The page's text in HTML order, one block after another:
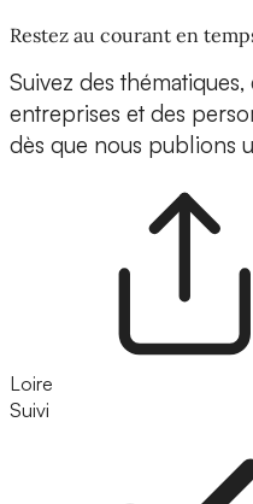
Restez au courant en
Suivez des
entreprises et des
dès que nous publions
Loire
Suivi